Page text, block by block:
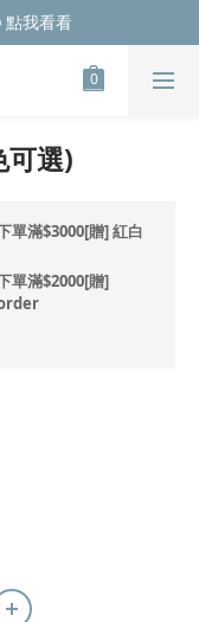
點我看看
可選)
單滿$3000[贈] 紅白
單滿$2000[贈]